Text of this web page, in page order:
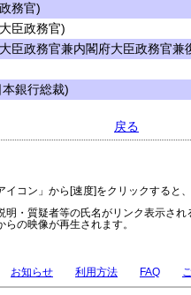
務官)
臣政務官)
臣政務官兼内閣府大臣政務官兼
銀行総裁)
戻る
イコン」から[速度]をクリックすると
明・質疑者等の氏名がリンク表示さ
の映像が再生されます。
お知らせ 利用方法 FAQ